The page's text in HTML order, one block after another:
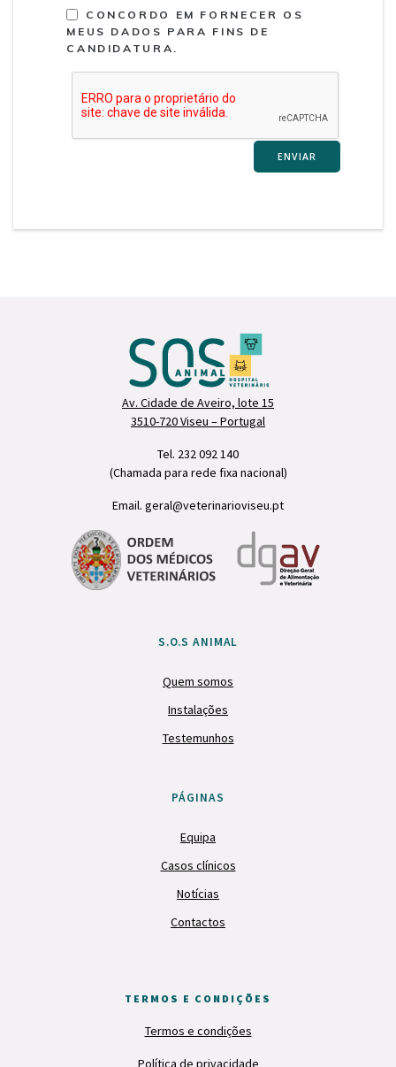
CONCORDO EM FORNECER OS
MEUS DADOS PARA FINS DE
CANDIDATURA.
Av. Cidade de Aveiro, lote 15
3510-720 Viseu – Portugal
Tel. 232 092 140
(Chamada para rede fixa nacional)
Email. geral@veterinarioviseu.pt
S.O.S ANIMAL
Quem somos
Instalações
Testemunhos
PÁGINAS
Equipa
Casos clínicos
Notícias
Contactos
TERMOS E CONDIÇÕES
Termos e condições
Política de privacidade